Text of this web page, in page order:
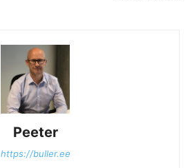
Peeter
https://buller.ee